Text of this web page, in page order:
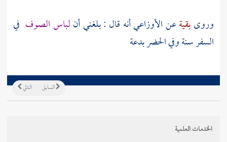
وروىبقيةعنالأوزاعيأنه قال : بلغني أنلباس الصوف في
السفر سنة وفي الحضر بدعة
التالي السابق
الخدمات العلمية